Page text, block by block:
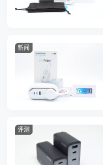
新闻
评测